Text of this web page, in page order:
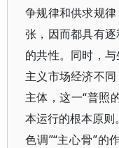
争规律和供求规
张，因而都具有
的共性。同时，
主义市场经济不
主体，这一“普照
本运行的根本原则
色调”“主心骨”的